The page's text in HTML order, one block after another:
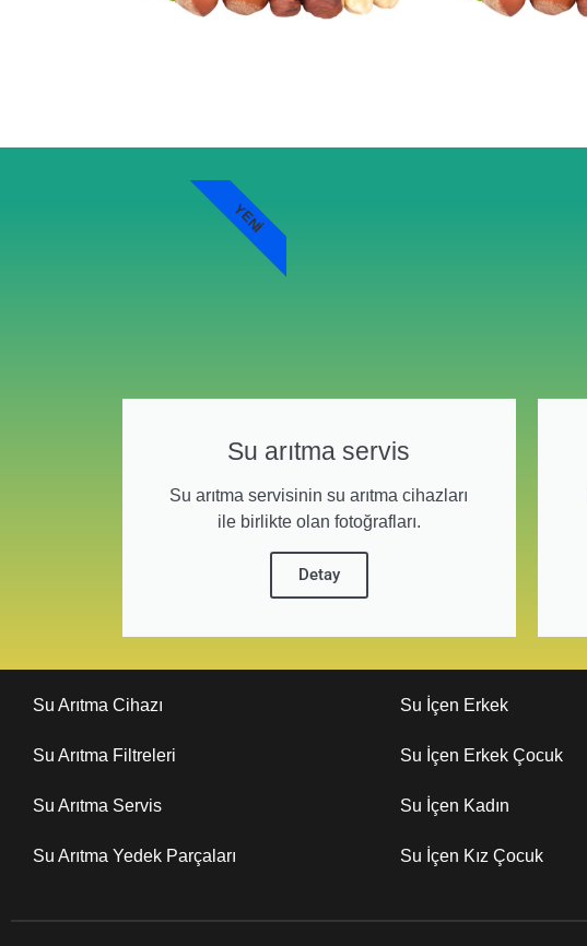
Su arıtma servis
Su arıtma servisinin su arıtma cihazları
ile birlikte olan fotoğrafları.
Detay
YENI
Su Arıtma Cihazı
Su Arıtma Filtreleri
Su Arıtma Servis
Su Arıtma Yedek Parçaları
Su İçen Erkek
Su İçen Erkek Çocuk
Su İçen Kadın
Su İçen Kız Çocuk